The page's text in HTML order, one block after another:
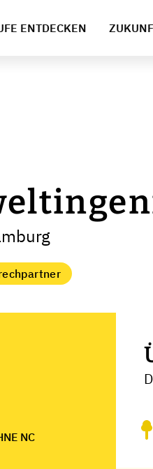
ENTDECKEN
NC